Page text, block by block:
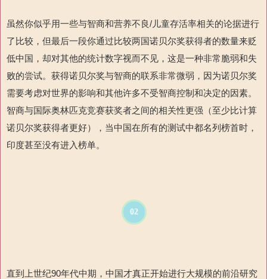
虽然你似乎用一些与智商和营养不良/儿童存活率相关的论据进行
了比较，但最后一段你通过比较两国诺贝尔奖获得者的数量来贬
低中国，却对其他的统计数字视而不见，这是一种非常脆弱和失
败的尝试。获得诺贝尔奖与智商的联系非常微弱，因为诺贝尔奖
需要考虑对世界的影响和其他许多不受智商控制和决定的因素。
智商与国际奥林匹克竞赛获奖者之间的相关性更强（至少比计算
诺贝尔奖获得者更好），当中国在所有的测试中都名列榜首时，
印度甚至没有进入榜单。
02
直到上世纪90年代中期，中国才真正开始进行大规模的前沿研究